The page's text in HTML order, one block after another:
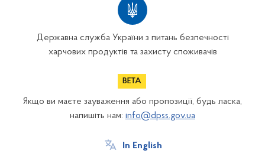
Державна служба України з питань безпечності
харчових продуктів та захисту споживачів
Якщо ви маєте зауваження або пропозиції, будь ласка,
напишіть нам: info@dpss.gov.ua
In English